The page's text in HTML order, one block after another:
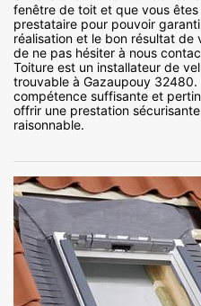
fenêtre de toit et que vous êtes
prestataire pour pouvoir
réalisation et le bon résultat
de ne pas hésiter à nous
Toiture est un installateur de
trouvable à Gazaupouy 32480.
compétence suffisante et
offrir une prestation
raisonnable.